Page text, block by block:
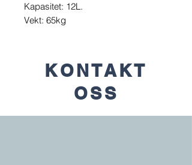
Kapasitet: 12L.
Vekt: 65kg
KONTAKT
OSS